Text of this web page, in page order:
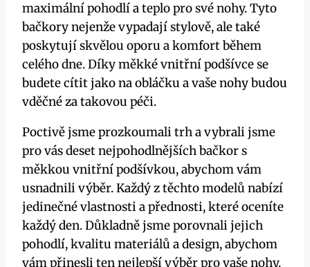
maximální pohodlí a teplo pro své nohy. Tyto
bačkory nejenže vypadají stylově, ale také
poskytují skvělou oporu a komfort během
celého dne. Díky měkké vnitřní podšívce se
budete cítit jako na obláčku a vaše nohy budou
vděčné za takovou péči.
Poctivě jsme prozkoumali trh a vybrali jsme
pro vás deset nejpohodlnějších bačkor s
měkkou vnitřní podšívkou, abychom vám
usnadnili výběr. Každý z těchto modelů nabízí
jedinečné vlastnosti a přednosti, které oceníte
každý den. Důkladně jsme porovnali jejich
pohodlí, kvalitu materiálů a design, abychom
vám přinesli ten nejlepší výběr pro vaše nohy.